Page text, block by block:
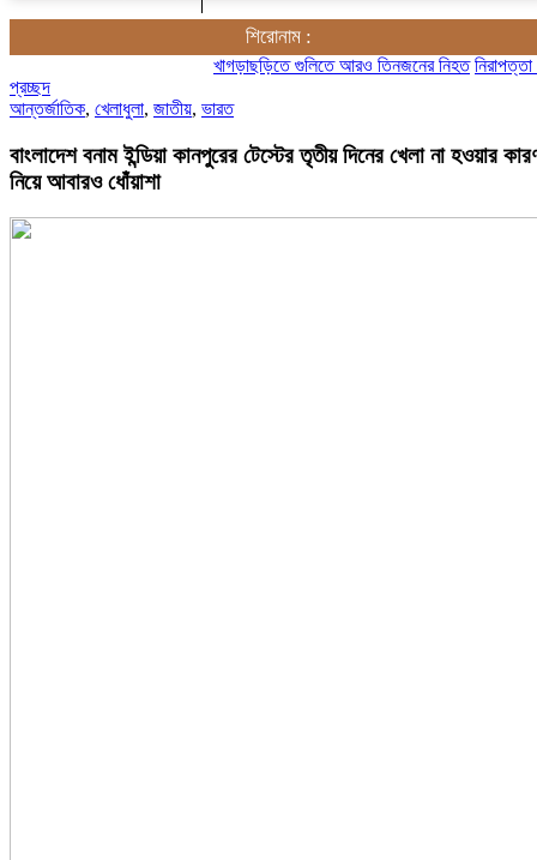
শিরোনাম :
খাগড়াছড়িতে গুলিতে আরও তিনজনের নিহত নিরাপত্তা দিতে
প্রচ্ছদ
আন্তর্জাতিক, খেলাধুলা, জাতীয়, ভারত
বাংলাদেশ বনাম ইন্ডিয়া কানপুরের টেস্টের তৃতীয় দিনের খেলা না হওয়ার
নিয়ে আবারও ধোঁয়াশা